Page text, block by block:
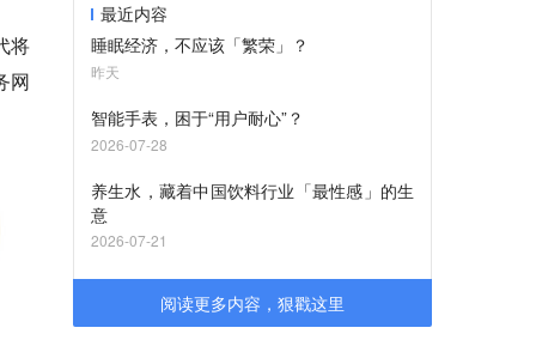
将
网
最近内容
睡眠经济，不应该「繁荣」？
昨天
智能手表，困于“用户耐心”？
2026-07-28
养生水，藏着中国饮料行业「最性感」的生
意
2026-07-21
阅读更多内容，狠戳这里